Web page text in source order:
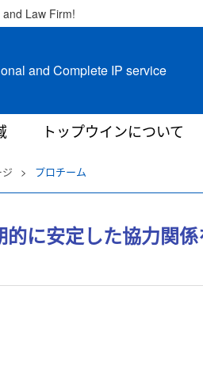
Law Firm!
and Complete IP service
トップウインについて
> プロチーム
的に安定した協力関